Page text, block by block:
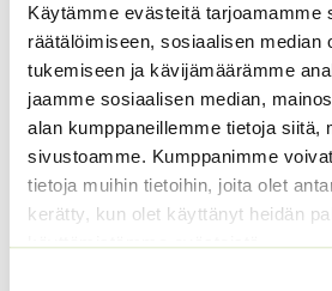
Käytämme evästeitä tarjoamamme
räätälöimiseen, sosiaalisen median
tukemiseen ja kävijämäärämme
jaamme sosiaalisen median,
alan kumppaneillemme tietoja siitä,
sivustoamme. Kumppanimme
tietoja muihin tietoihin, joita olet
kerätty, kun olet käyttänyt heidän
käyttämistämme evästeistä
Amurinmaksaruoho
Sedum selskianum
Spirit
4,40€ – 22,50€Hintaluokka:
4,40 €
-
22,50 €
Sisältää
arvonlisäveron
Gold
1,65